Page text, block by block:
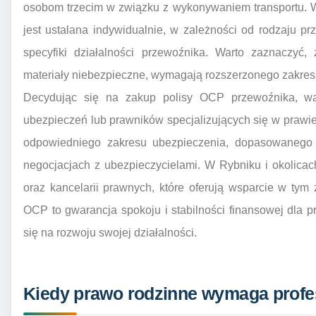
osobom trzecim w związku z wykonywaniem transportu.
jest ustalana indywidualnie, w zależności od rodzaju
specyfiki działalności przewoźnika. Warto
materiały niebezpieczne, wymagają rozszerzonego
Decydując się na zakup polisy OCP przewoźnika,
ubezpieczeń lub prawników specjalizujących się w
odpowiedniego zakresu ubezpieczenia,
negocjacjach z ubezpieczycielami. W Rybniku i
oraz kancelarii prawnych, które oferują wsparcie w tym
OCP to gwarancja spokoju i stabilności finansowej dla
się na rozwoju swojej działalności.
Kiedy prawo rodzinne wymaga